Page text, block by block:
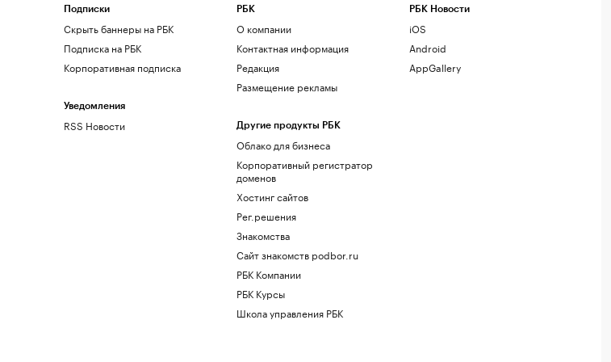
Подписки
Скрыть баннеры на РБК
Подписка на РБК
Корпоративная подписка
Уведомления
RSS Новости
РБК
О компании
Контактная информация
Редакция
Размещение рекламы
Другие продукты РБК
Облако для бизнеса
Корпоративный регистратор
доменов
Хостинг сайтов
Рег.решения
Знакомства
Сайт знакомств podbor.ru
РБК Компании
РБК Курсы
Школа управления РБК
РБК Новости
iOS
Android
AppGallery